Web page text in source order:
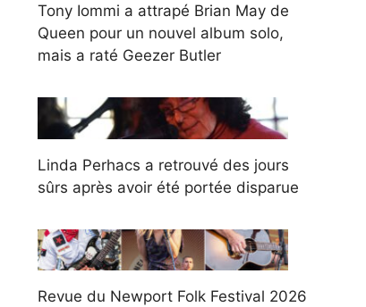
Tony Iommi a attrapé Brian May de
Queen pour un nouvel album solo,
mais a raté Geezer Butler
Linda Perhacs a retrouvé des jours
sûrs après avoir été portée disparue
Revue du Newport Folk Festival 2026